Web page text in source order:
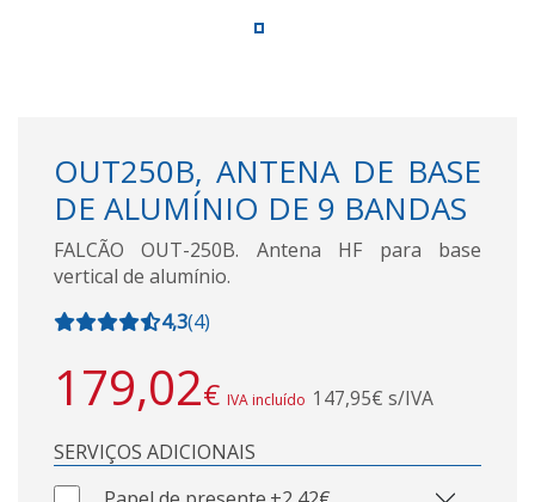
OUT250B, ANTENA DE BASE
DE ALUMÍNIO DE 9 BANDAS
FALCÃO OUT-250B. Antena HF para base
vertical de alumínio.
4,3(4)
179,02€ IVA incluído 147,95€ s/IVA
SERVIÇOS ADICIONAIS